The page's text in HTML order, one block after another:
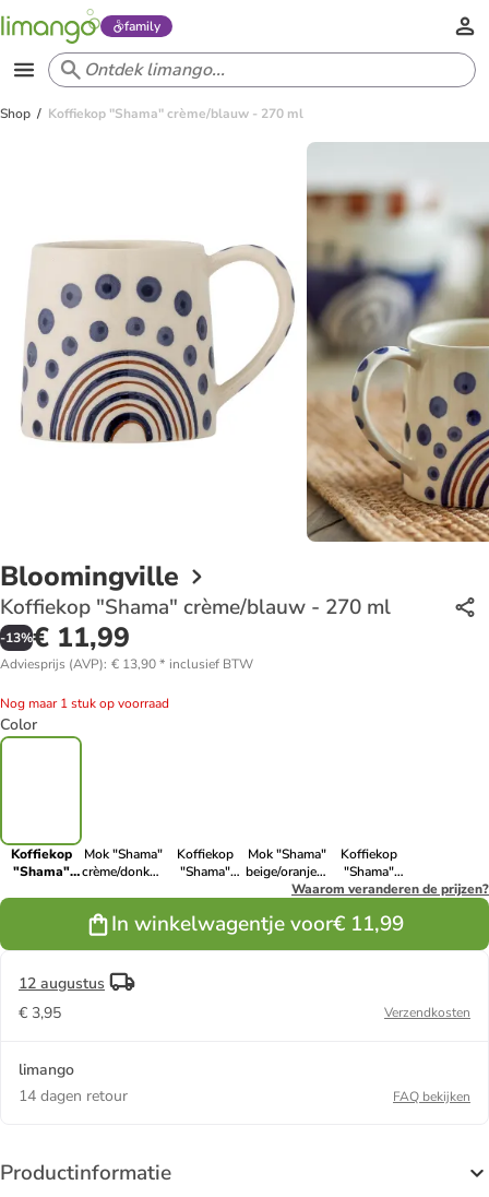
family
Shop Koffiekop "Shama" crème/blauw - 270 ml
Bloomingville
Koffiekop "Shama" crème/blauw - 270 ml
-13%€ 11,99
Adviesprijs (AVP): € 13,90* inclusief BTW
Nog maar 1 stuk op voorraad
Color
Koffiekop
"Shama"
Mok "Shama"
crème/donkerblauw
Koffiekop
"Shama"
Mok "Shama"
beige/oranje/groen
- 515 ml
Koffiekop
"Shama"
crème/lichtbruin/paars
Waarom veranderen de prijzen?
In winkelwagentje voor€ 11,99
12 augustus
€ 3,95
Verzendkosten
limango
14 dagen retour
FAQ bekijken
Productinformatie